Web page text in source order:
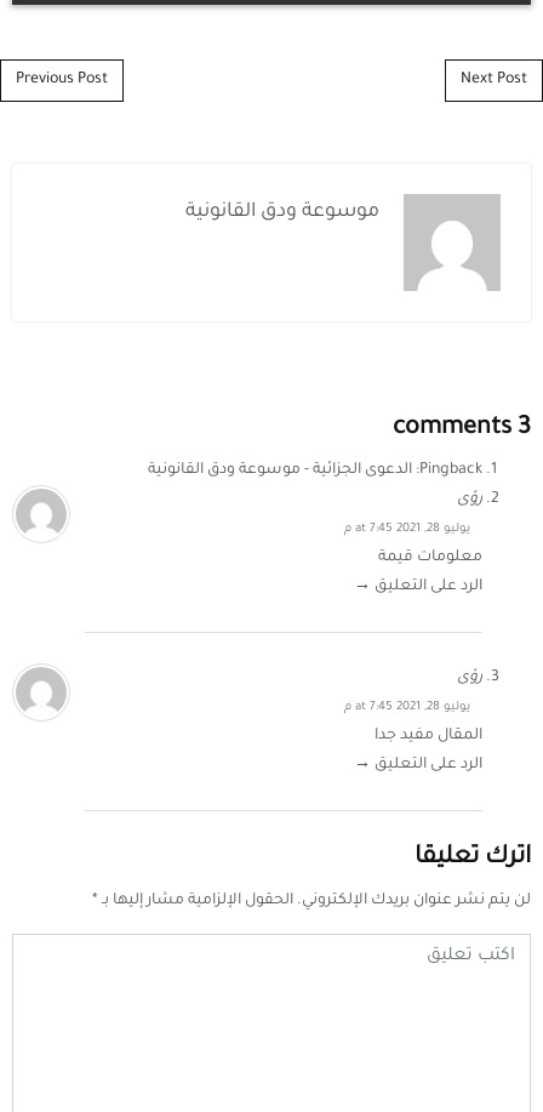
Post navigation
Previous Post Next Post
موسوعة ودق القانونية
3 comments
Pingback: الدعوى الجزائية - موسوعة ودق القانونية
رؤى
يوليو 28, 2021 at 7:45 م
معلومات قيمة
الرد على التعليق →
رؤى
يوليو 28, 2021 at 7:45 م
المقال مفيد جدا
الرد على التعليق →
اترك تعليقا
لن يتم نشر عنوان بريدك الإلكتروني. الحقول الإلزامية مشار إليها بـ *